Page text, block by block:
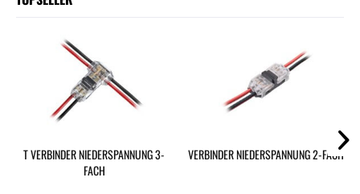
T VERBINDER NIEDERSPANNUNG 3-
FACH
VERBINDER NIEDERSPANNUNG 2-FACH